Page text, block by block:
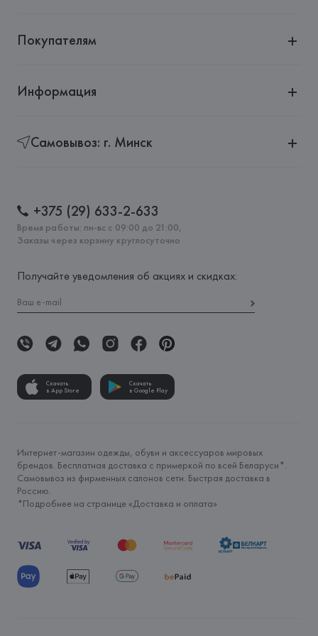
Покупателям
Информация
Самовывоз: г. Минск
+375 (29) 633-2-633
Время работы: пн-вс с 09:00 до 21:00,
Заказы через корзину круглосуточно
Получайте уведомления об акциях и скидках:
Скачать
в App Store
Скачать
в Google Play
Интернет-магазин одежды, обуви и аксессуаров мировых
брендов. Бесплатная доставка с примеркой по всей Беларуси*.
Самовывоз из фирменных салонов сети. Быстрая доставка в
Россию.
*Подробнее на странице «Доставка и оплата»